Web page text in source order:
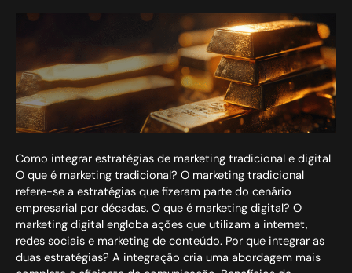
Como integrar estratégias de marketing tradicional e digital
O que é marketing tradicional? O marketing tradicional
refere-se a estratégias que fizeram parte do cenário
empresarial por décadas. O que é marketing digital? O
marketing digital engloba ações que utilizam a internet,
redes sociais e marketing de conteúdo. Por que integrar as
duas estratégias? A integração cria uma abordagem mais